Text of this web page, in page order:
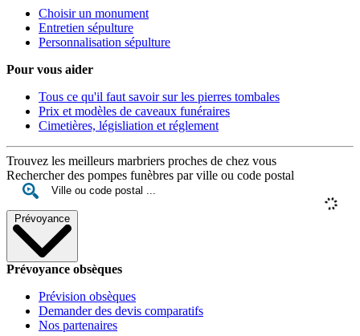
Choisir un monument
Entretien sépulture
Personnalisation sépulture
Pour vous aider
Tous ce qu'il faut savoir sur les pierres tombales
Prix et modèles de caveaux funéraires
Cimetières, législiation et réglement
Trouvez les meilleurs marbriers proches de chez vous
Rechercher des pompes funèbres par ville ou code postal
Prévoyance
Prévoyance obsèques
Prévision obsèques
Demander des devis comparatifs
Nos partenaires